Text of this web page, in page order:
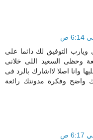
ويارب التوفيق لك دائما على
وحظى السعيد اللى خلانى
وانا اصلا لااشارك بالرد فى
وفكرة مدونتك رائعة